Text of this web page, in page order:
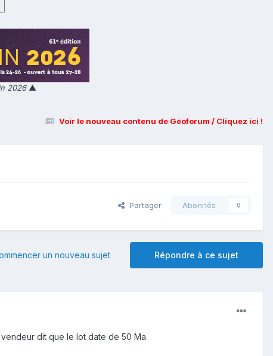
2026▲
Voir le nouveau contenu de Géoforum / Cliquez ici !
Partager Abonnés 0
Répondre à ce sujet
un nouveau sujet
dit que le lot date de 50 Ma.